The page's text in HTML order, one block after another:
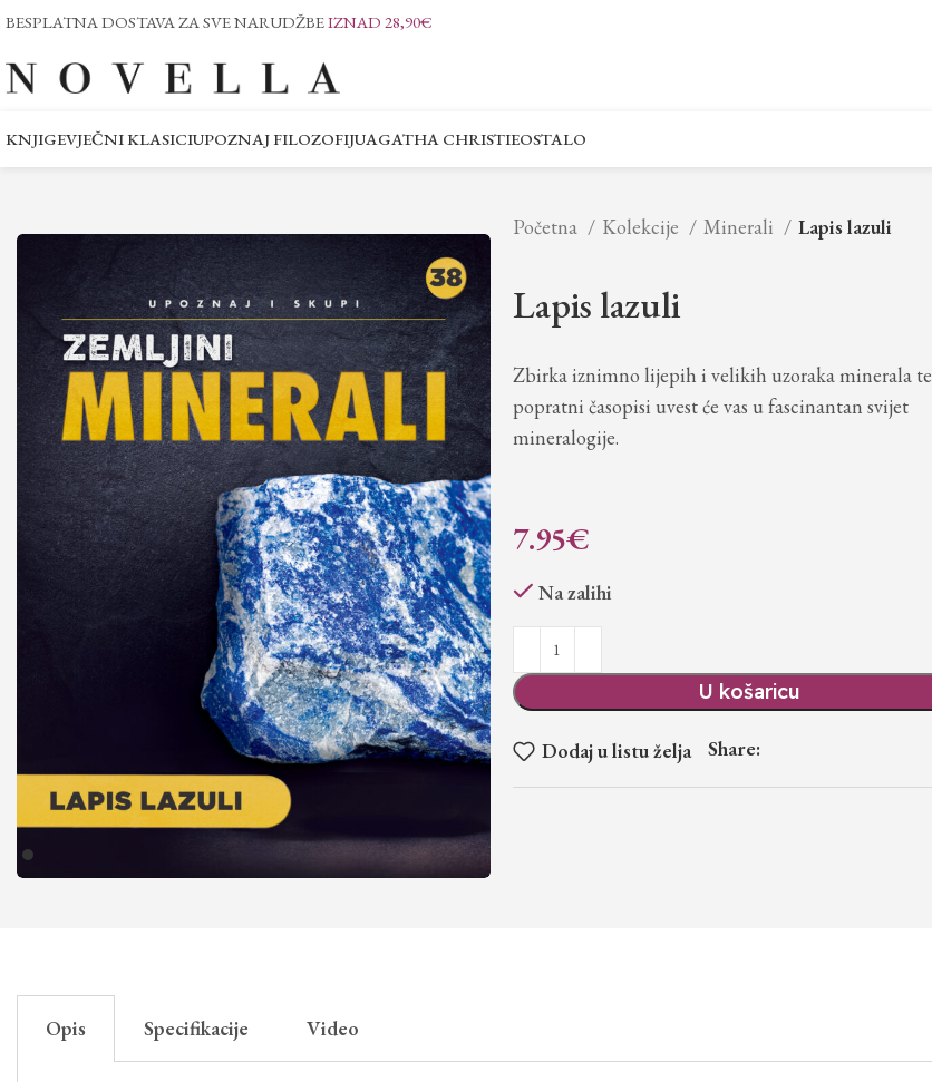
BESPLATNA DOSTAVA ZA SVE NARUDŽBEIZNAD 28,90€
KNJIGEVJEČNI KLASICIUPOZNAJ FILOZOFIJUAGATHA CHRISTIEOSTALO
Početna Kolekcije Minerali Lapis lazuli
Lapis lazuli
Zbirka iznimno lijepih i velikih uzoraka minerala te
popratni časopisi uvest će vas u fascinantan svijet
mineralogije.
7.95€
Na zalihi
U košaricu
Dodaj u listu želja Share:
Opis Specifikacije Video